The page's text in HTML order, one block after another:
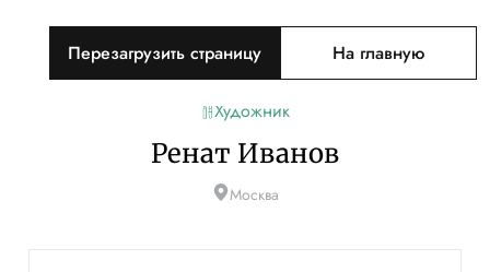
Перезагрузить страницу На главную
Художник
Ренат Иванов
Москва